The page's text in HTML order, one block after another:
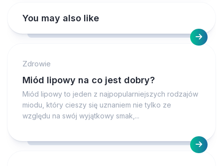
You may also like
Zdrowie
Miód lipowy na co jest dobry?
Miód lipowy to jeden z najpopularniejszych rodzajów
miodu, który cieszy się uznaniem nie tylko ze
względu na swój wyjątkowy smak,...